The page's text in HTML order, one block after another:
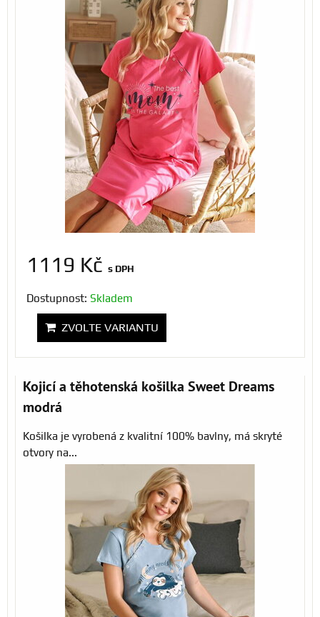
1119 Kč s DPH
Dostupnost: Skladem
ZVOLTE VARIANTU
Kojicí a těhotenská košilka Sweet Dreams
modrá
Košilka je vyrobená z kvalitní 100% bavlny, má skryté
otvory na...